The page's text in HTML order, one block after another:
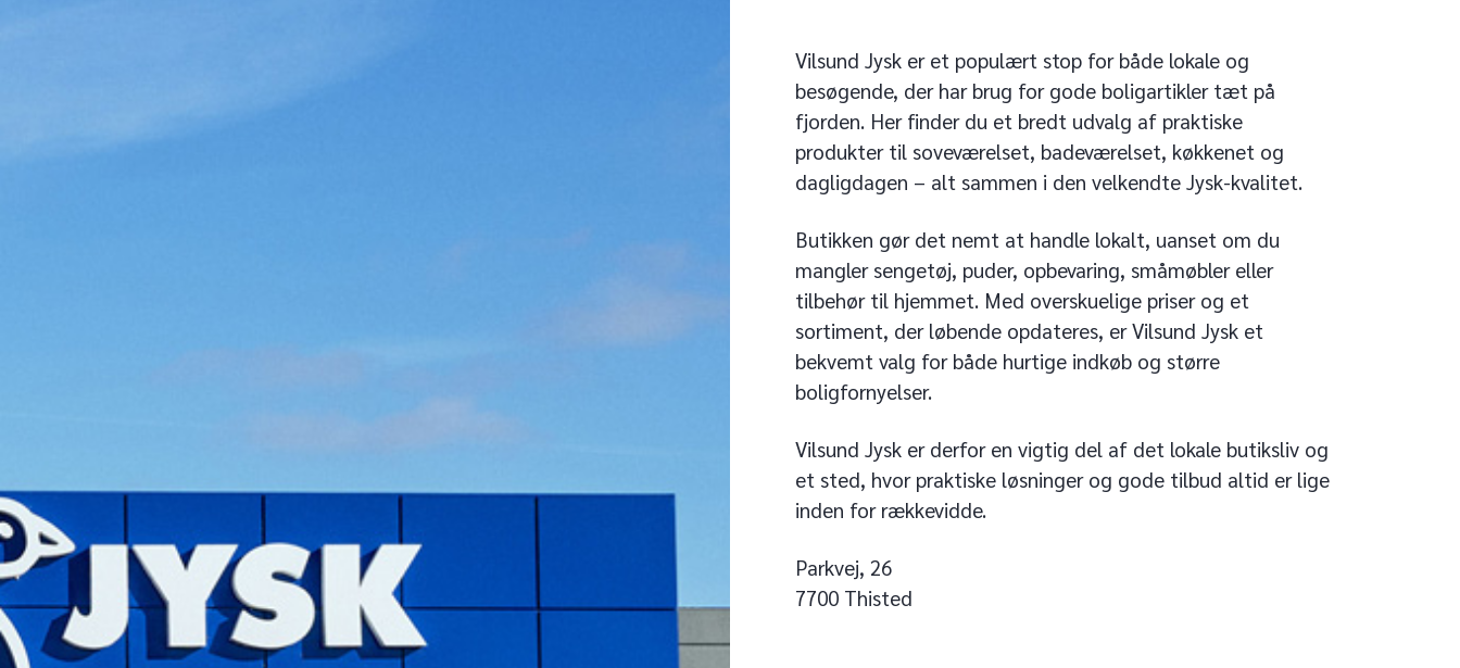
Vilsund Jysk er et populært stop for både lokale og
besøgende, der har brug for gode boligartikler tæt på
fjorden. Her finder du et bredt udvalg af praktiske
produkter til soveværelset, badeværelset, køkkenet og
dagligdagen – alt sammen i den velkendte Jysk-kvalitet.
Butikken gør det nemt at handle lokalt, uanset om du
mangler sengetøj, puder, opbevaring, småmøbler eller
tilbehør til hjemmet. Med overskuelige priser og et
sortiment, der løbende opdateres, er Vilsund Jysk et
bekvemt valg for både hurtige indkøb og større
boligfornyelser.
Vilsund Jysk er derfor en vigtig del af det lokale butiksliv og
et sted, hvor praktiske løsninger og gode tilbud altid er lige
inden for rækkevidde.
Parkvej, 26
7700 Thisted